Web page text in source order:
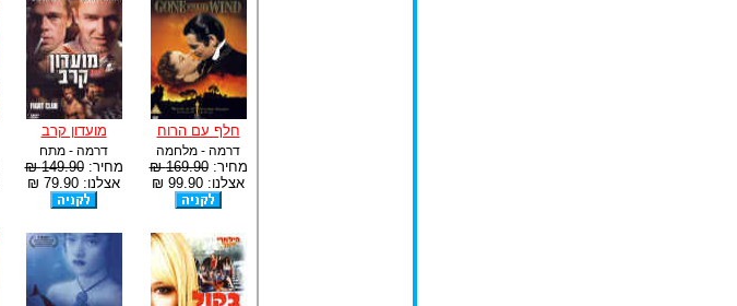
חלף עם הרוח
דרמה - מלחמה
מחיר:169.90 ₪
אצלנו: 99.90 ₪
מועדון קרב
דרמה - מתח
מחיר:149.90 ₪
אצלנו: 79.90 ₪